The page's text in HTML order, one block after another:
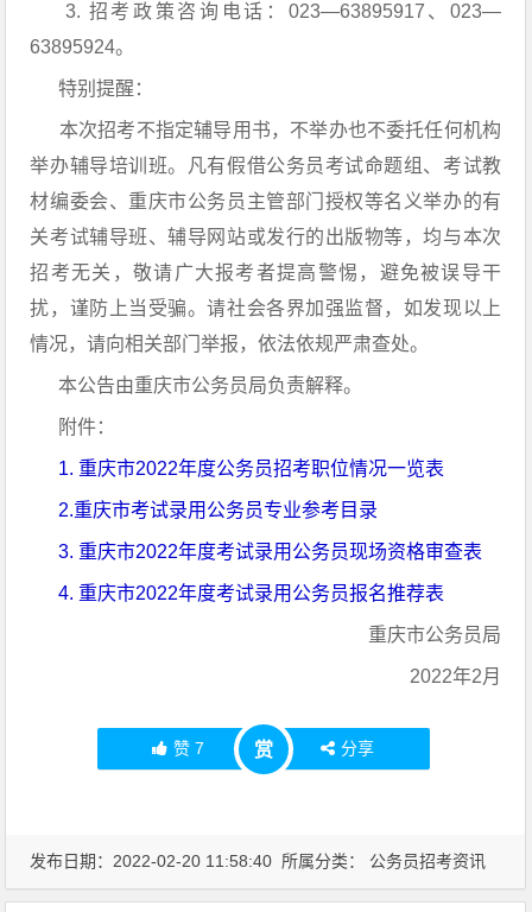
3. 招考政策咨询电话：023—63895917、023—
63895924。
特别提醒：
本次招考不指定辅导用书，不举办也不委托任何机构
举办辅导培训班。凡有假借公务员考试命题组、考试教
材编委会、重庆市公务员主管部门授权等名义举办的有
关考试辅导班、辅导网站或发行的出版物等，均与本次
招考无关，敬请广大报考者提高警惕，避免被误导干
扰，谨防上当受骗。请社会各界加强监督，如发现以上
情况，请向相关部门举报，依法依规严肃查处。
本公告由重庆市公务员局负责解释。
附件：
1. 重庆市2022年度公务员招考职位情况一览表
2.重庆市考试录用公务员专业参考目录
3. 重庆市2022年度考试录用公务员现场资格审查表
4. 重庆市2022年度考试录用公务员报名推荐表
重庆市公务员局
2022年2月
赞 7 赏 分享
发布日期：2022-02-20 11:58:40 所属分类： 公务员招考资讯